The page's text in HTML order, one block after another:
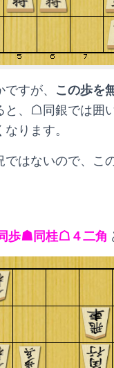
すが、 この歩を
と、☖同銀では囲
ります。
はないので、こ
歩☗同桂☖４二角